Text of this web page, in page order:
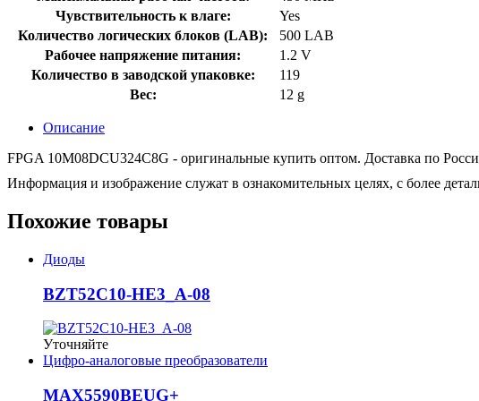
Чувствительность к влаге:
Yes
Количество логических блоков (LAB):
500 LAB
Рабочее напряжение питания:
1.2 V
Количество в заводской упаковке:
119
Вес:
12 g
Описание
FPGA 10M08DCU324C8G - оригинальные купить оптом. Доставка по
Информация и изображение служат в ознакомительных целях, с более
Похожие товары
Диоды
BZT52C10-HE3_A-08
Уточняйте
Цифро-аналоговые преобразователи
MAX5590BEUG+